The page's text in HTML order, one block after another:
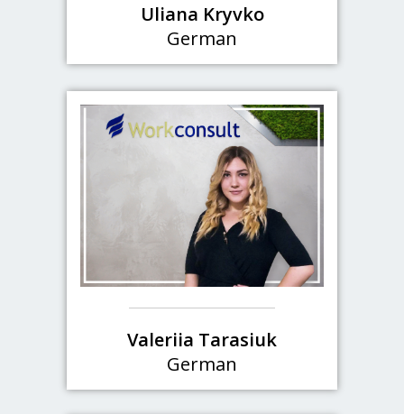
Uliana Kryvko
German
Valeriia Tarasiuk
German